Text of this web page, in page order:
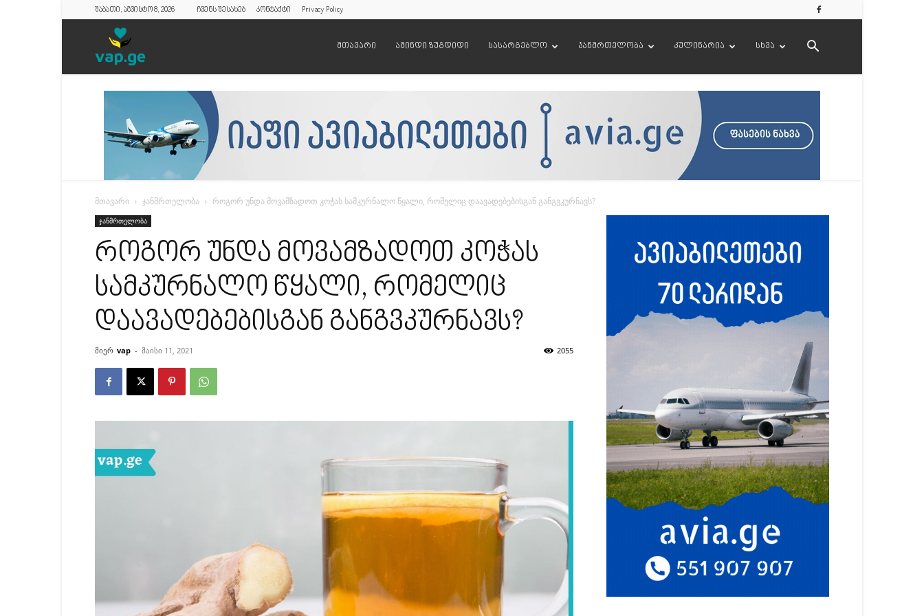
შაბათი, აგვისტო 8, 2026 ჩვენს შესახებ კონტაქტი Privacy Policy
მთავარი ამინდი ზუგდიდი სასარგებლო ჯანმრთელობა კულინარია სხვა
მთავარი ჯანმრთელობა როგორ უნდა მოვამზადოთ კოჭას სამკურნალო წყალი, რომელიც დაავადებებისგან განგვკურნავს?
ჯანმრთელობა
როგორ უნდა მოვამზადოთ კოჭას
სამკურნალო წყალი, რომელიც
დაავადებებისგან განგვკურნავს?
მიერ vap - მაისი 11, 2021 2055